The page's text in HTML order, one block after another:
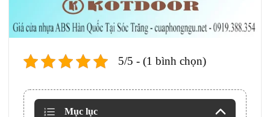
5/5 - (1 bình chọn)
Mục lục